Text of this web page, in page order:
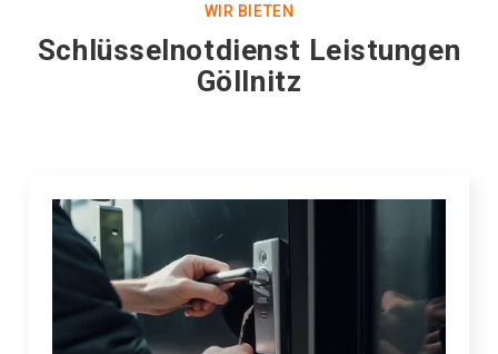
WIR BIETEN
Schlüsselnotdienst Leistungen
Göllnitz